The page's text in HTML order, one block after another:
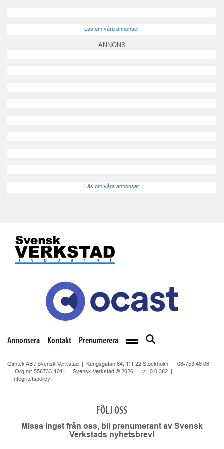
Läs om våra annonser
ANNONS
Läs om våra annonser
Annonsera Kontakt Prenumerera
Qimtek AB / Svensk Verkstad | Kungsgatan 64, 111 22 Stockholm | 08-753 48 06
| Org.nr: 556733-1011 | Svensk Verkstad © 2026 | v1.0.0.382
Integritetspolicy
FÖLJ OSS
Missa inget från oss, bli prenumerant av Svensk
Verkstads nyhetsbrev!